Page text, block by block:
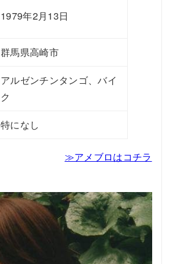
1979年2月13日
群馬県高崎市
アルゼンチンタンゴ、バイ
ク
特になし
≫アメブロはコチラ